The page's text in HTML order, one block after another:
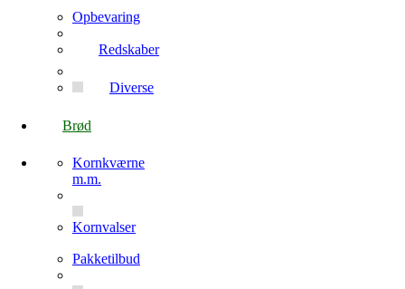
Opbevaring
Redskaber
Diverse
Brød
Kornkværne
m.m.
Kornvalser
Pakketilbud